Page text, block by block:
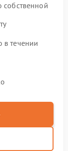
собственной
в течении